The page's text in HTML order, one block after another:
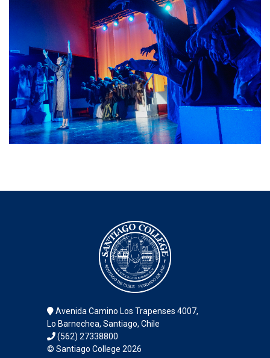
Avenida Camino Los Trapenses 4007,
Lo Barnechea, Santiago, Chile
(562) 27338800
© Santiago College 2026